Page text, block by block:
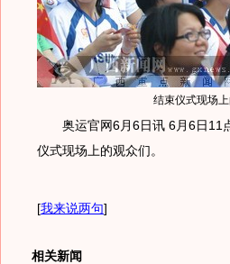
结束仪式现场
奥运官网6月6日讯 6月6日11
仪式现场上的观众们。
[我来说两句]
相关新闻